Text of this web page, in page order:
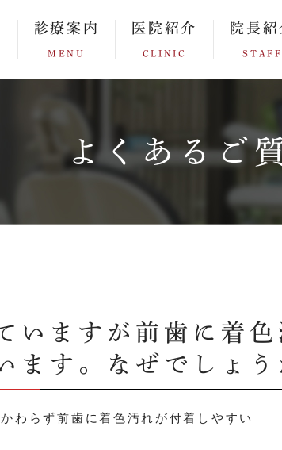
診療案内
MENU
医院紹介
CLINIC
院長紹
STAFF
よくあるご
いますが前歯に着色
ます。なぜでしょう
わらず前歯に着色汚れが付着しやすい